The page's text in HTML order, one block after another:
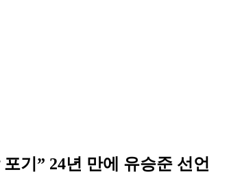
기” 24년 만에 유승준 선언